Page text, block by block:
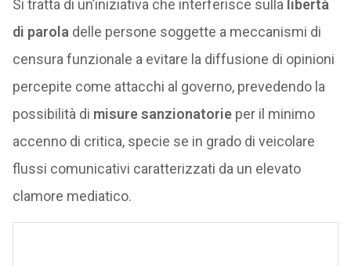
Si tratta di un’iniziativa che interferisce sulla libertà
di parola delle persone soggette a meccanismi di
censura funzionale a evitare la diffusione di opinioni
percepite come attacchi al governo, prevedendo la
possibilità di misure sanzionatorieper il minimo
accenno di critica, specie se in grado di veicolare
flussi comunicativi caratterizzati da un elevato
clamore mediatico.